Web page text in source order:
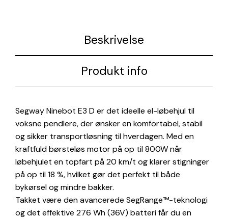
Beskrivelse
Produkt info
Segway Ninebot E3 D er det ideelle el-løbehjul til
voksne pendlere, der ønsker en komfortabel, stabil
og sikker transportløsning til hverdagen. Med en
kraftfuld børsteløs motor på op til 800W når
løbehjulet en topfart på 20 km/t og klarer stigninger
på op til 18 %, hvilket gør det perfekt til både
bykørsel og mindre bakker.
Takket være den avancerede SegRange™-teknologi
og det effektive 276 Wh (36V) batteri får du en